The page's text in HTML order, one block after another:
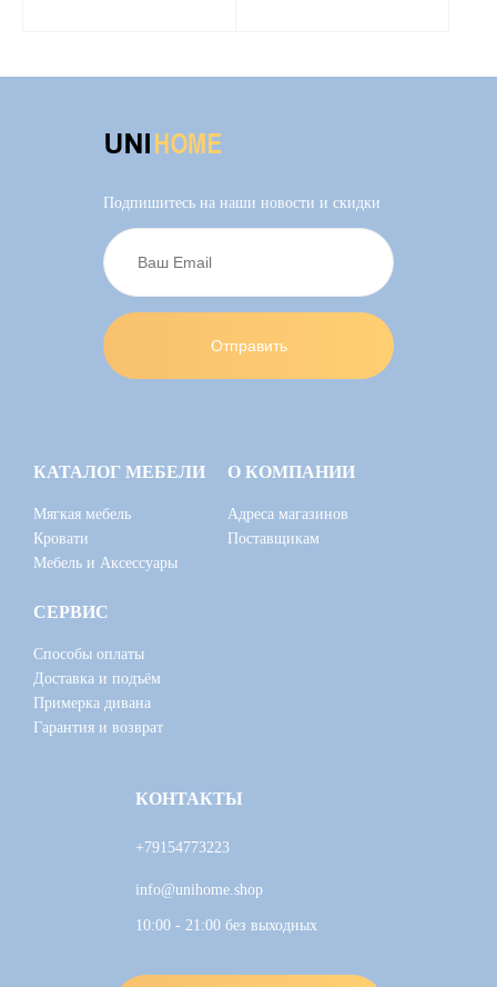
Подпишитесь на наши новости и скидки
КАТАЛОГ МЕБЕЛИ
Мягкая мебель
Кровати
Мебель и Аксессуары
О КОМПАНИИ
Адреса магазинов
Поставщикам
СЕРВИС
Способы оплаты
Доставка и подъём
Примерка дивана
Гарантия и возврат
КОНТАКТЫ
+79154773223
info@unihome.shop
10:00 - 21:00 без выходных